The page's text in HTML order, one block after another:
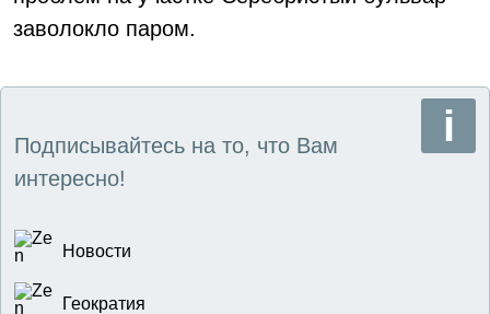
заволокло паром.
Подписывайтесь на то, что Вам
интересно!
Новости
Геократия